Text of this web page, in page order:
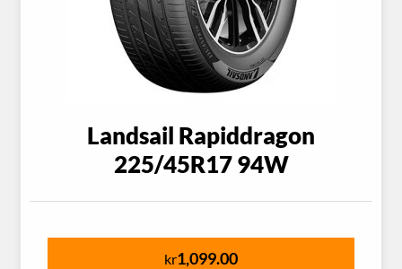
Landsail Rapiddragon
225/45R17 94W
kr1,099.00